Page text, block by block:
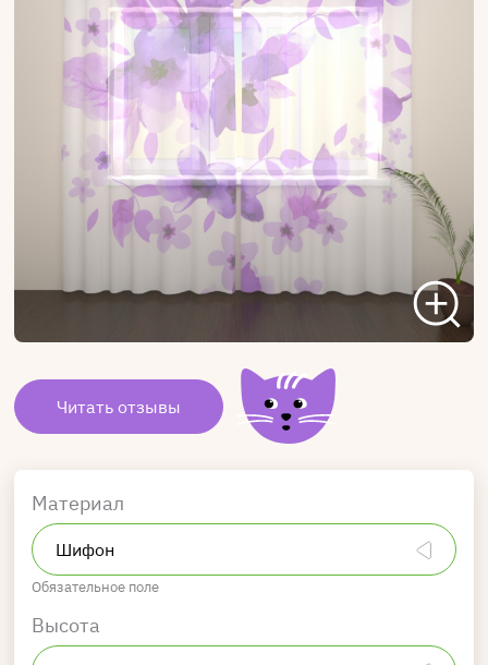
Читать отзывы
Материал
Обязательное поле
Высота